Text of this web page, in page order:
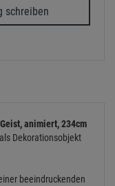
schreiben
animiert, 234cm
Dekorationsobjekt
beeindruckenden